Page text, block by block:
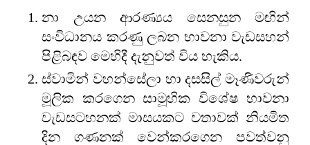
නා උයන ආරණ්‍යය සෙනසුන මඟින්
සංවිධානය කරණු ලබන භාවනා වැඩසහන්
පිළිබඳව මෙහිදී දැනුවත් විය හැකිය.
ස්වාමින් වහන්සේලා හා දසසිල් මෑණිවරුන්
මූලික කරගෙන සාමූහික විශේෂ භාවනා
වැඩසටහනක් මාසයකට වතාවක් නියමිත
දින ගණනක් වෙන්කරගෙන පවත්වනු